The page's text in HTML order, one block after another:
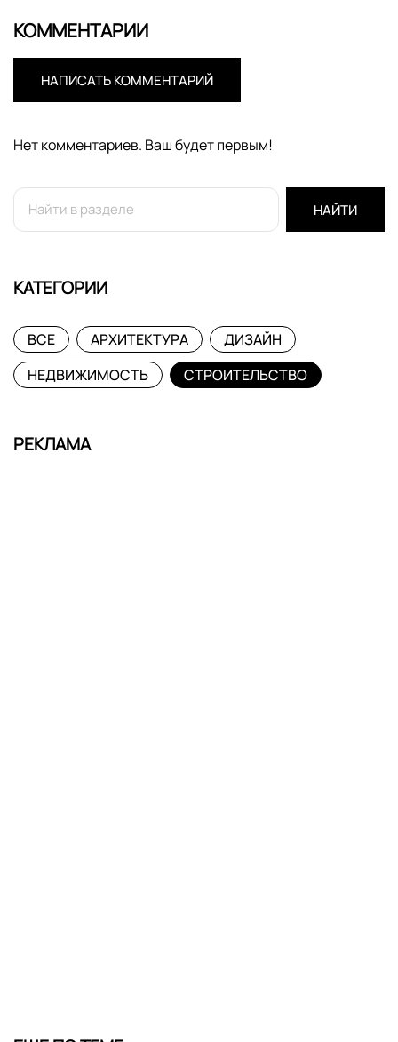
КОММЕНТАРИИ
НАПИСАТЬ КОММЕНТАРИЙ
Нет комментариев. Ваш будет первым!
НАЙТИ
КАТЕГОРИИ
ВСЕ АРХИТЕКТУРА
ДИЗАЙН
НЕДВИЖИМОСТЬ
СТРОИТЕЛЬСТВО
РЕКЛАМА